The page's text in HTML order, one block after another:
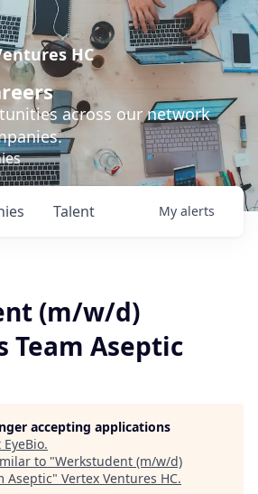
HC
across our network
Talent My alerts
(m/w/d)
Team Aseptic
accepting applications
EyeBio.
to "Werkstudent (m/w/d)
Aseptic" Vertex Ventures HC.